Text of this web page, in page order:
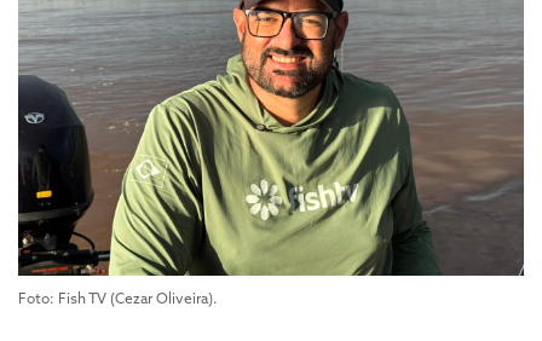
Foto: Fish TV (Cezar Oliveira).